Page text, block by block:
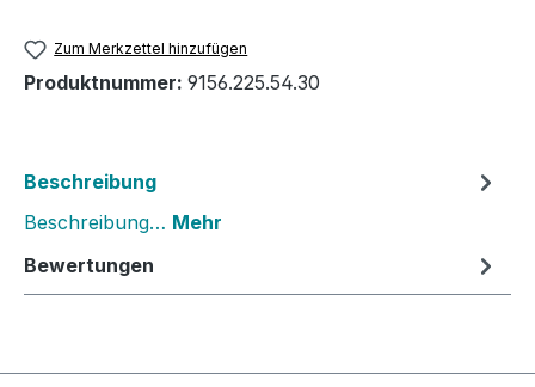
Zum Merkzettel hinzufügen
Produktnummer: 9156.225.54.30
Beschreibung
Beschreibung… Mehr
Bewertungen